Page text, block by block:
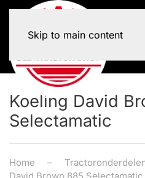
Skip to main content
Koeling David
Selectamatic
Home